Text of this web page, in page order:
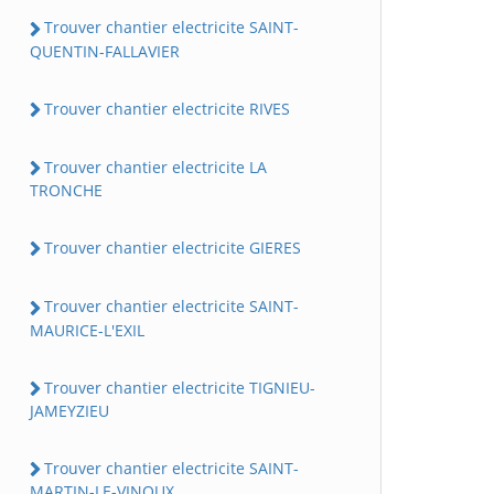
Trouver chantier electricite SAINT-
QUENTIN-FALLAVIER
Trouver chantier electricite RIVES
Trouver chantier electricite LA
TRONCHE
Trouver chantier electricite GIERES
Trouver chantier electricite SAINT-
MAURICE-L'EXIL
Trouver chantier electricite TIGNIEU-
JAMEYZIEU
Trouver chantier electricite SAINT-